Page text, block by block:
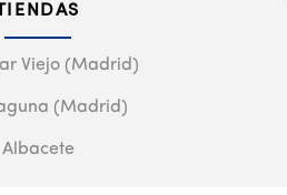
Viejo (Madrid)
(Madrid)
Albacete